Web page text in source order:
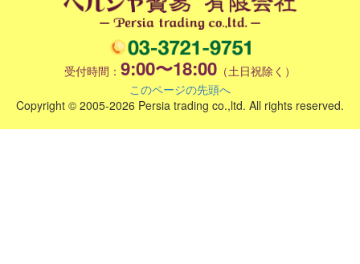
受付時間： 9:00〜18:00 （土日祝除く）
このページの先頭へ
Copyright © 2005-2026 Persia trading co.,ltd. All rights reserved.